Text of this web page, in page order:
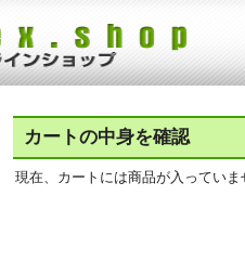
カートの中身を確認
現在、カートには商品が入っていま